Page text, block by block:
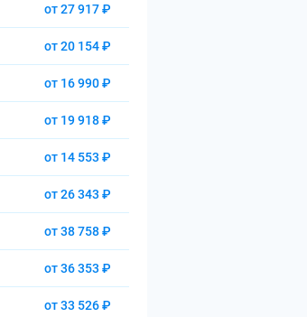
от 27 917 ₽
от 20 154 ₽
от 16 990 ₽
от 19 918 ₽
от 14 553 ₽
от 26 343 ₽
от 38 758 ₽
от 36 353 ₽
от 33 526 ₽